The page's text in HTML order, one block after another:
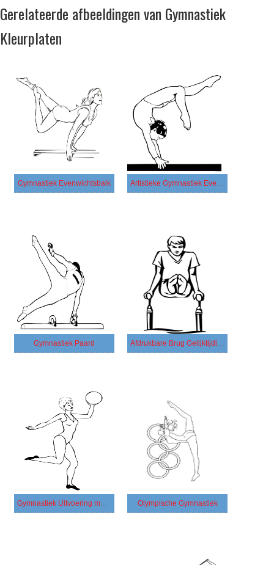
Gerelateerde afbeeldingen van Gymnastiek
Kleurplaten
Gymnastiek Evenwichtsbalk Artistieke Gymnastiek Evenwichtsbalk
Gymnastiek Paard Afdrukbare Brug Gelijktijdig Gymnastiek
Gymnastiek Uitvoering met een Bal Olympische Gymnastiek